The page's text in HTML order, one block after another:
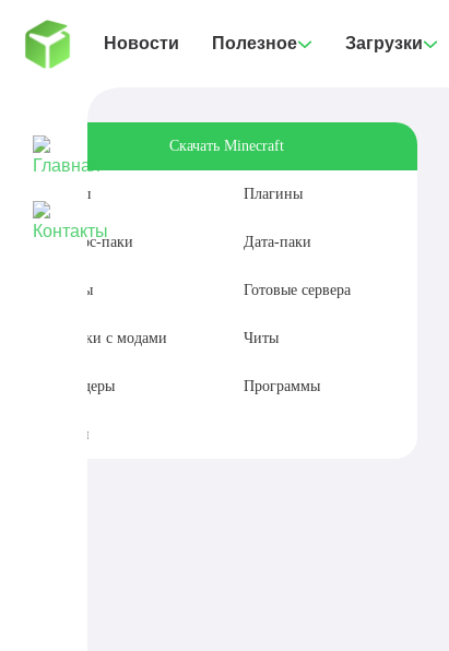
Новости Полезное Загрузки
Скачать Minecraft
Моды Плагины
Ресурс-паки Дата-паки
Карты Готовые сервера
Сборки с модами Читы
Шейдеры Программы
Сиды